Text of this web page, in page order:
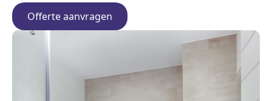
Offerte aanvragen